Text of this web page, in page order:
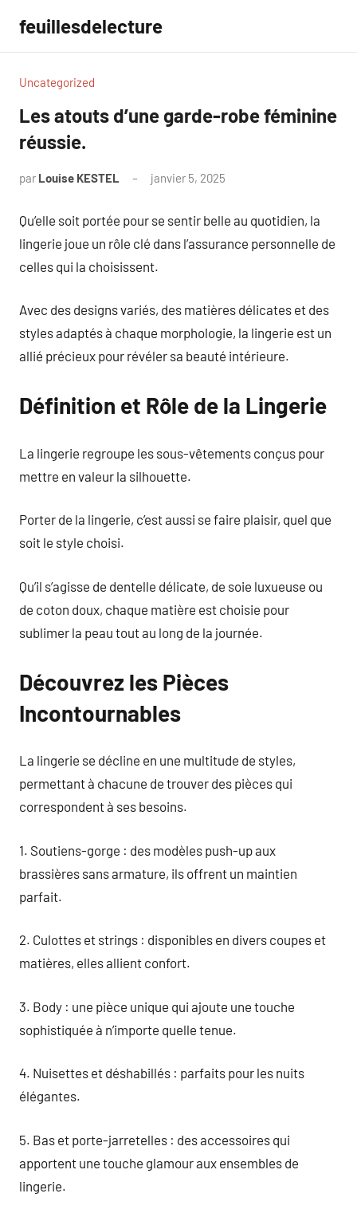
contenu
feuillesdelecture
Uncategorized
Les atouts d’une garde-robe féminine
réussie.
par Louise KESTEL janvier 5, 2025
Qu’elle soit portée pour se sentir belle au quotidien, la
lingerie joue un rôle clé dans l’assurance personnelle de
celles qui la choisissent.
Avec des designs variés, des matières délicates et des
styles adaptés à chaque morphologie, la lingerie est un
allié précieux pour révéler sa beauté intérieure.
Définition et Rôle de la Lingerie
La lingerie regroupe les sous-vêtements conçus pour
mettre en valeur la silhouette.
Porter de la lingerie, c’est aussi se faire plaisir, quel que
soit le style choisi.
Qu’il s’agisse de dentelle délicate, de soie luxueuse ou
de coton doux, chaque matière est choisie pour
sublimer la peau tout au long de la journée.
Découvrez les Pièces
Incontournables
La lingerie se décline en une multitude de styles,
permettant à chacune de trouver des pièces qui
correspondent à ses besoins.
1. Soutiens-gorge : des modèles push-up aux
brassières sans armature, ils offrent un maintien
parfait.
2. Culottes et strings : disponibles en divers coupes et
matières, elles allient confort.
3. Body : une pièce unique qui ajoute une touche
sophistiquée à n’importe quelle tenue.
4. Nuisettes et déshabillés : parfaits pour les nuits
élégantes.
5. Bas et porte-jarretelles : des accessoires qui
apportent une touche glamour aux ensembles de
lingerie.